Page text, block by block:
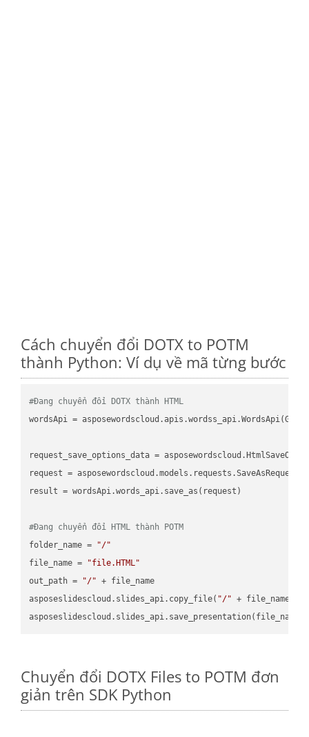
Cách chuyển đổi DOTX to POTM
thành Python: Ví dụ về mã từng bước
#Đang chuyển đổi DOTX thành HTML
wordsApi =
request_save_options_data =
request =
result = wordsApi.words_api.save_as(request)
#Đang chuyển đổi HTML thành POTM
folder_name =
"/"
file_name =
"file.HTML"
out_path =
"/" + file_name
asposeslidescloud.slides_api.copy_file( "/" + file_name,
Chuyển đổi DOTX Files to POTM đơn
giản trên SDK Python